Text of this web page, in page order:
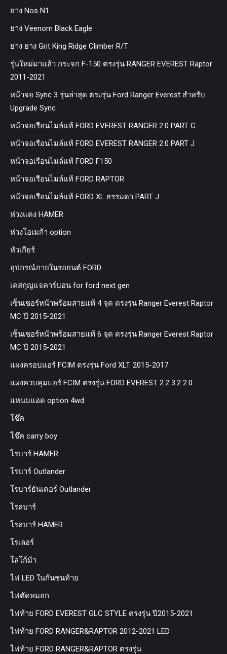
ยาง Nos N1
ยาง Veenom Black Eagle
ยาง ยาง Grit King Ridge Climber R/T
รุ่นใหม่มาแล้ว กระจก F-150 ตรงรุ่น RANGER EVEREST Raptor
2011-2021
หน้าจอ Sync 3 รุ่นล่าสุด ตรงรุ่น Ford Ranger Everest สำหรับ
Upgrade Sync
หน้าจอเรือนไมล์แท้ FORD EVEREST RANGER 2.0 PART G
หน้าจอเรือนไมล์แท้ FORD EVEREST RANGER 2.0 PART J
หน้าจอเรือนไมล์แท้ FORD F150
หน้าจอเรือนไมล์แท้ FORD RAPTOR
หน้าจอเรือนไมล์แท้ FORD XL ธรรมดา PART J
ห่วงแดง HAMER
ห่วงโอเมก้า option
หัวเกียร์
อุปกรณ์ภายในรถยนต์ FORD
เคสกุญแจคาร์บอน for ford next gen
เซ็นเซอร์หน้าพร้อมสายแท้ 4 จุด ตรงรุ่น Ranger Everest Raptor
MC ปี 2015-2021
เซ็นเซอร์หน้าพร้อมสายแท้ 6 จุด ตรงรุ่น Ranger Everest Raptor
MC ปี 2015-2021
แผงครอบแอร์ FCIM ตรงรุ่น Ford XLT. 2015-2017
แผงควบคุมแอร์ FCIM ตรงรุ่น FORD EVEREST 2.2 3.2 2.0
แหนบแอด option 4wd
โช๊ค
โช๊ค carry boy
โรบาร์ HAMER
โรบาร์ Outlander
โรบาร์ธันเดอร์ Outlander
โรลบาร์
โรลบาร์ HAMER
โรเลอร์
โลโก้ม้า
ไฟ LED ในกันชนท้าย
ไฟตัดหมอก
ไฟท้าย FORD EVEREST GLC STYLE ตรงรุ่น ปี2015-2021
ไฟท้าย FORD RANGER&RAPTOR 2012-2021 LED
ไฟท้าย FORD RANGER&RAPTOR ตรงรุ่น